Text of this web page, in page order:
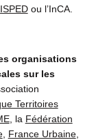
ISPEDou l’InCA.
organisations
sur les
Territoires
, la Fédération
, France Urbaine,